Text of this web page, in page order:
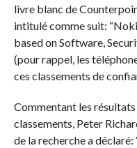
livre blanc de
intitulé comme suit:
based on Software,
(pour rappel, les
ces classements de
Commentant les
classements, Peter
de la recherche a déclaré: